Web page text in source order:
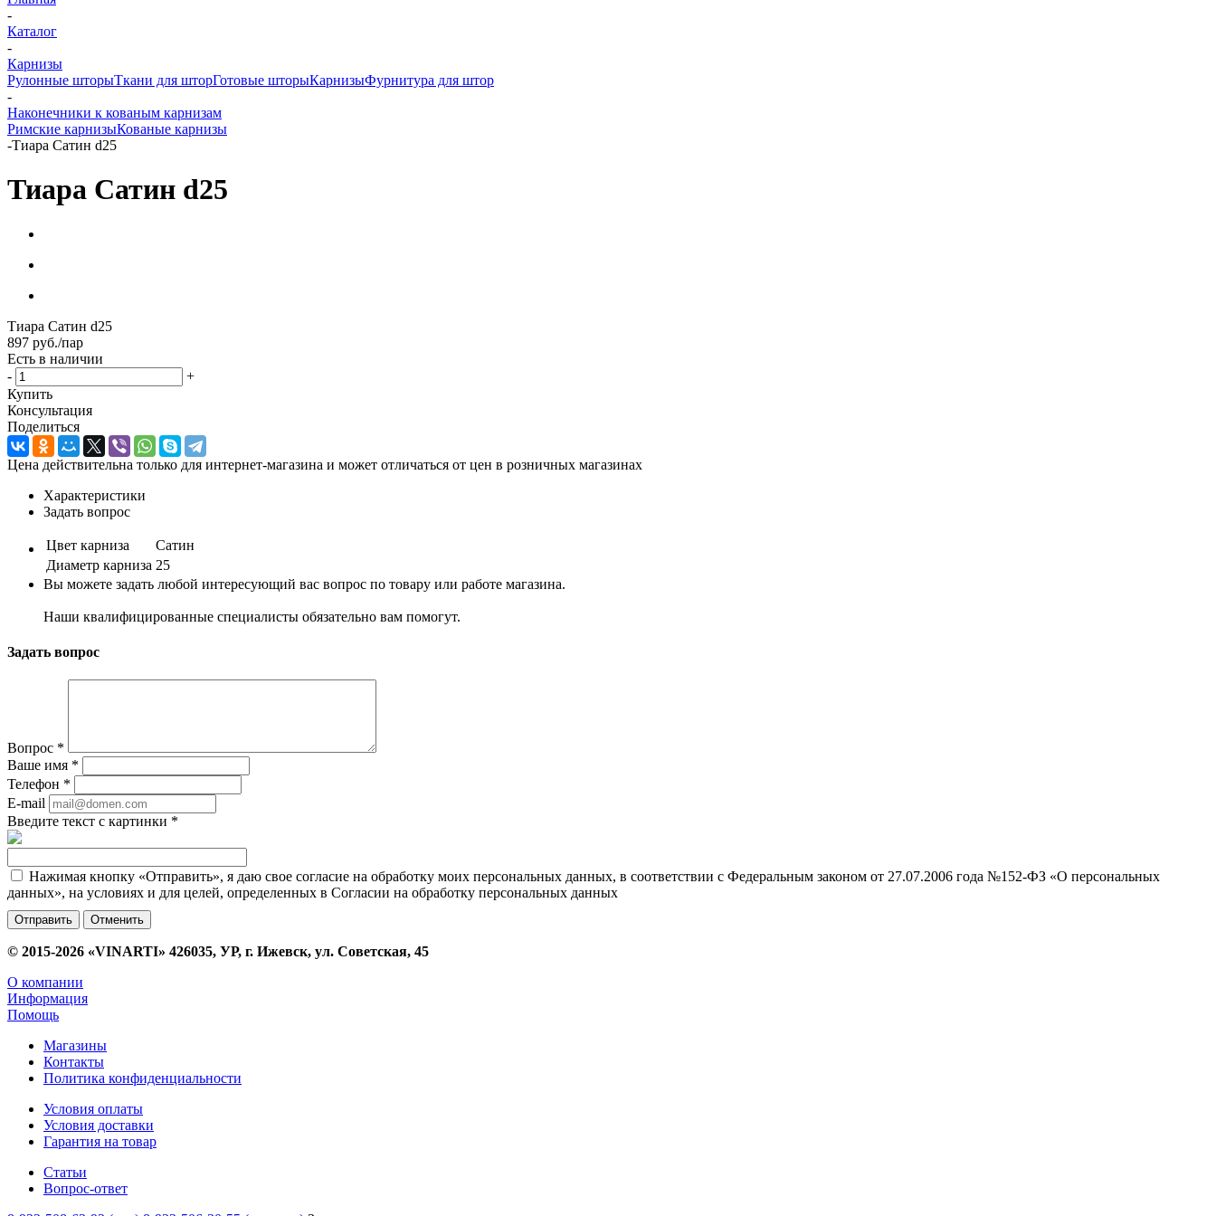
-
Каталог
-
Карнизы
Рулонные шторыТкани для шторГотовые шторыКарнизыФурнитура для штор
-
Наконечники к кованым карнизам
Римские карнизыКованые карнизы
-Тиара Сатин d25
Тиара Сатин d25
Тиара Сатин d25
897 руб./пар
Есть в наличии
-
+
Купить
Консультация
Поделиться
Цена действительна только для интернет-магазина и может отличаться от цен в розничных магазинах
Характеристики
Задать вопрос
Цвет карниза
Сатин
Диаметр карниза 25
Вы можете задать любой интересующий вас вопрос по товару или работе магазина.
Наши квалифицированные специалисты обязательно вам помогут.
Задать вопрос
Вопрос *
Ваше имя *
Телефон *
E-mail
Введите текст с картинки *
Нажимая кнопку «Отправить», я даю свое согласие на обработку моих персональных данных, в соответствии с Федеральным законом от 27.07.2006 года №152-ФЗ «О персональных
данных», на условиях и для целей, определенных в Согласии на обработку персональных данных
Отменить
© 2015-2026 «VINARTI» 426035, УР, г. Ижевск, ул. Советская, 45
О компании
Информация
Помощь
Магазины
Контакты
Политика конфиденциальности
Условия оплаты
Условия доставки
Гарантия на товар
Статьи
Вопрос-ответ